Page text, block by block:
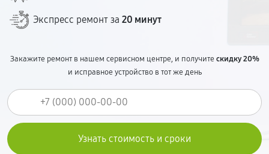
Экспресс ремонт за 20 минут
Закажите ремонт в нашем сервисном центре, и получитескидку 20%
и исправное устройство в тот же день